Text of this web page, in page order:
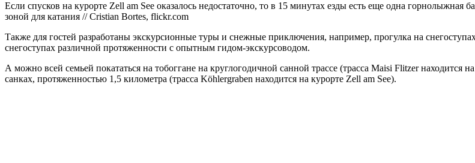
Если спусков на курорте Zell am See оказалось недостаточно, то в 15 минутах езды есть еще одна горнолыжная
зоной для катания // Cristian Bortes, flickr.com
Также для гостей разработаны экскурсионные туры и снежные приключения, например, прогулка на
снегоступах различной протяженности с опытным гидом-экскурсоводом.
А можно всей семьей покататься на тобоггане на круглогодичной санной трассе (трасса Maisi Flitzer
санках, протяженностью 1,5 километра (трасса Köhlergraben находится на курорте Zell am See).